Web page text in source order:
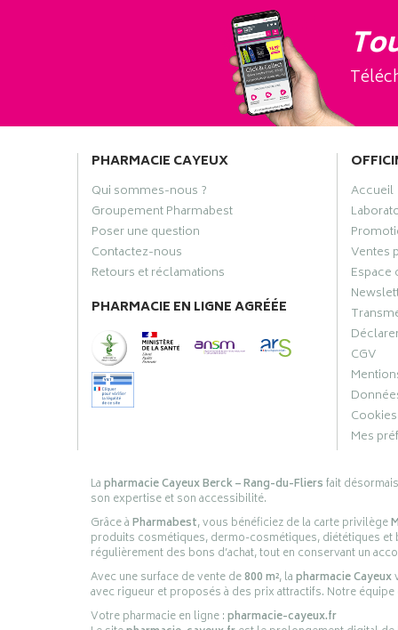
PHARMACIE CAYEUX
Qui sommes-nous ?
Groupement Pharmabest
Poser une question
Contactez-nous
Retours et réclamations
PHARMACIE EN LIGNE AGRÉÉE
Accueil
Ventes
Espace
CGV
Cookies
Mes
Lapharmacie Cayeux Berck – Rang-du-Fliersfait
son expertise et son accessibilité.
Grâce àPharmabest, vous bénéficiez de la carte privilège
produits cosmétiques, dermo-cosmétiques, diététiques
régulièrement des bons d’achat, tout en conservant un
Avec une surface de vente de800 m², lapharmacie Cayeux
avec rigueur et proposés à des prix attractifs. Notre
Votre pharmacie en ligne :pharmacie-cayeux.fr